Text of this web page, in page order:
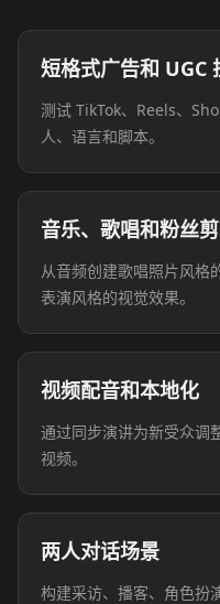
短格式广告和 UGC
测试 TikTok、Reels、
人、语言和脚本。
音乐、歌唱和粉丝
从音频创建歌唱照片风格
表演风格的视觉效果。
视频配音和本地化
通过同步演讲为新受众调
视频。
两人对话场景
构建采访、播客、角色扮